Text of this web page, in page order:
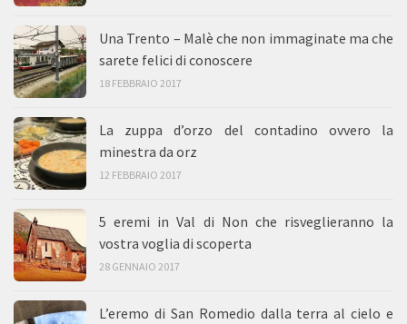
Una Trento – Malè che non immaginate ma che
sarete felici di conoscere
18 FEBBRAIO 2017
La zuppa d’orzo del contadino ovvero la
minestra da orz
12 FEBBRAIO 2017
5 eremi in Val di Non che risveglieranno la
vostra voglia di scoperta
28 GENNAIO 2017
L’eremo di San Romedio dalla terra al cielo e